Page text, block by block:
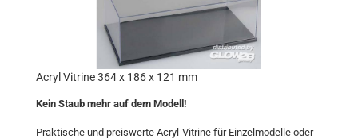
Acryl Vitrine 364 x 186 x 121 mm
Kein Staub mehr auf dem Modell!
Praktische und preiswerte Acryl-Vitrine für Einzelmodelle oder